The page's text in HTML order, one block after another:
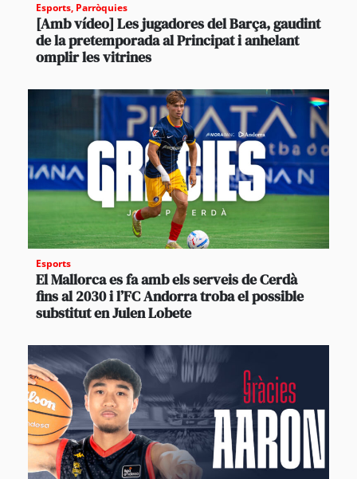
Esports, Parròquies
[Amb vídeo] Les jugadores del Barça, gaudint
de la pretemporada al Principat i anhelant
omplir les vitrines
Esports
El Mallorca es fa amb els serveis de Cerdà
fins al 2030 i l’FC Andorra troba el possible
substitut en Julen Lobete